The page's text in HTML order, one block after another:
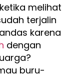
melihat
terjalin
karena
dengan
buru-